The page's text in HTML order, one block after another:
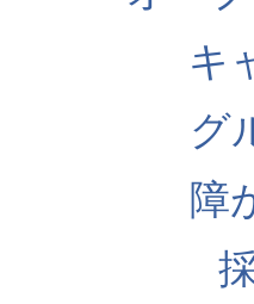
キ
グ
障